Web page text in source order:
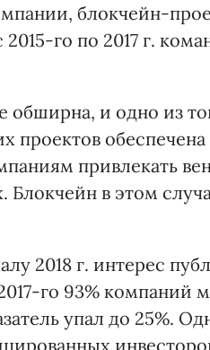
блокчейн-
го по 2017 г.
обширна, и одно из
проектов
привлекать
в этом
2018 г. интерес
го 93%
упал до 25%.